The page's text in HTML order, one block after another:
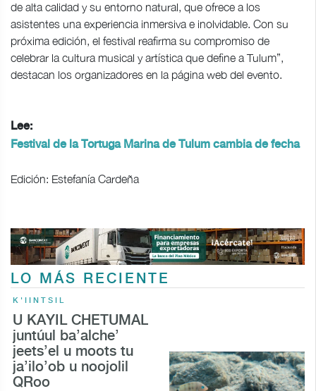
de alta calidad y su entorno natural, que ofrece a los
asistentes una experiencia inmersiva e inolvidable. Con su
próxima edición, el festival reafirma su compromiso de
celebrar la cultura musical y artística que define a Tulum”,
destacan los organizadores en la página web del evento.
Lee:
Festival de la Tortuga Marina de Tulum cambia de fecha
Edición: Estefanía Cardeña
LO MÁS RECIENTE
K'IINTSIL
U KAYIL CHETUMAL
juntúul ba’alche’
jeets’el u moots tu
ja’ilo’ob u noojolil
QRoo